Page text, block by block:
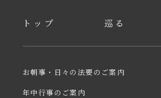
トップ 巡る
お朝事・日々の法要のご案内
年中行事のご案内